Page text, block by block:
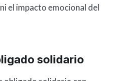
el impacto emocional del
solidario